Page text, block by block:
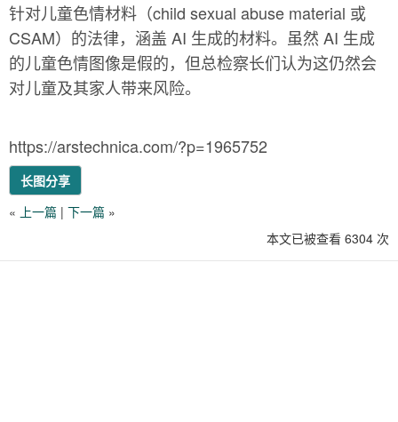
针对儿童色情材料（child sexual abuse material 或
CSAM）的法律，涵盖 AI 生成的材料。虽然 AI 生成
的儿童色情图像是假的，但总检察长们认为这仍然会
对儿童及其家人带来风险。
https://arstechnica.com/?p=1965752
长图分享
« 上一篇 | 下一篇 »
本文已被查看 6304 次